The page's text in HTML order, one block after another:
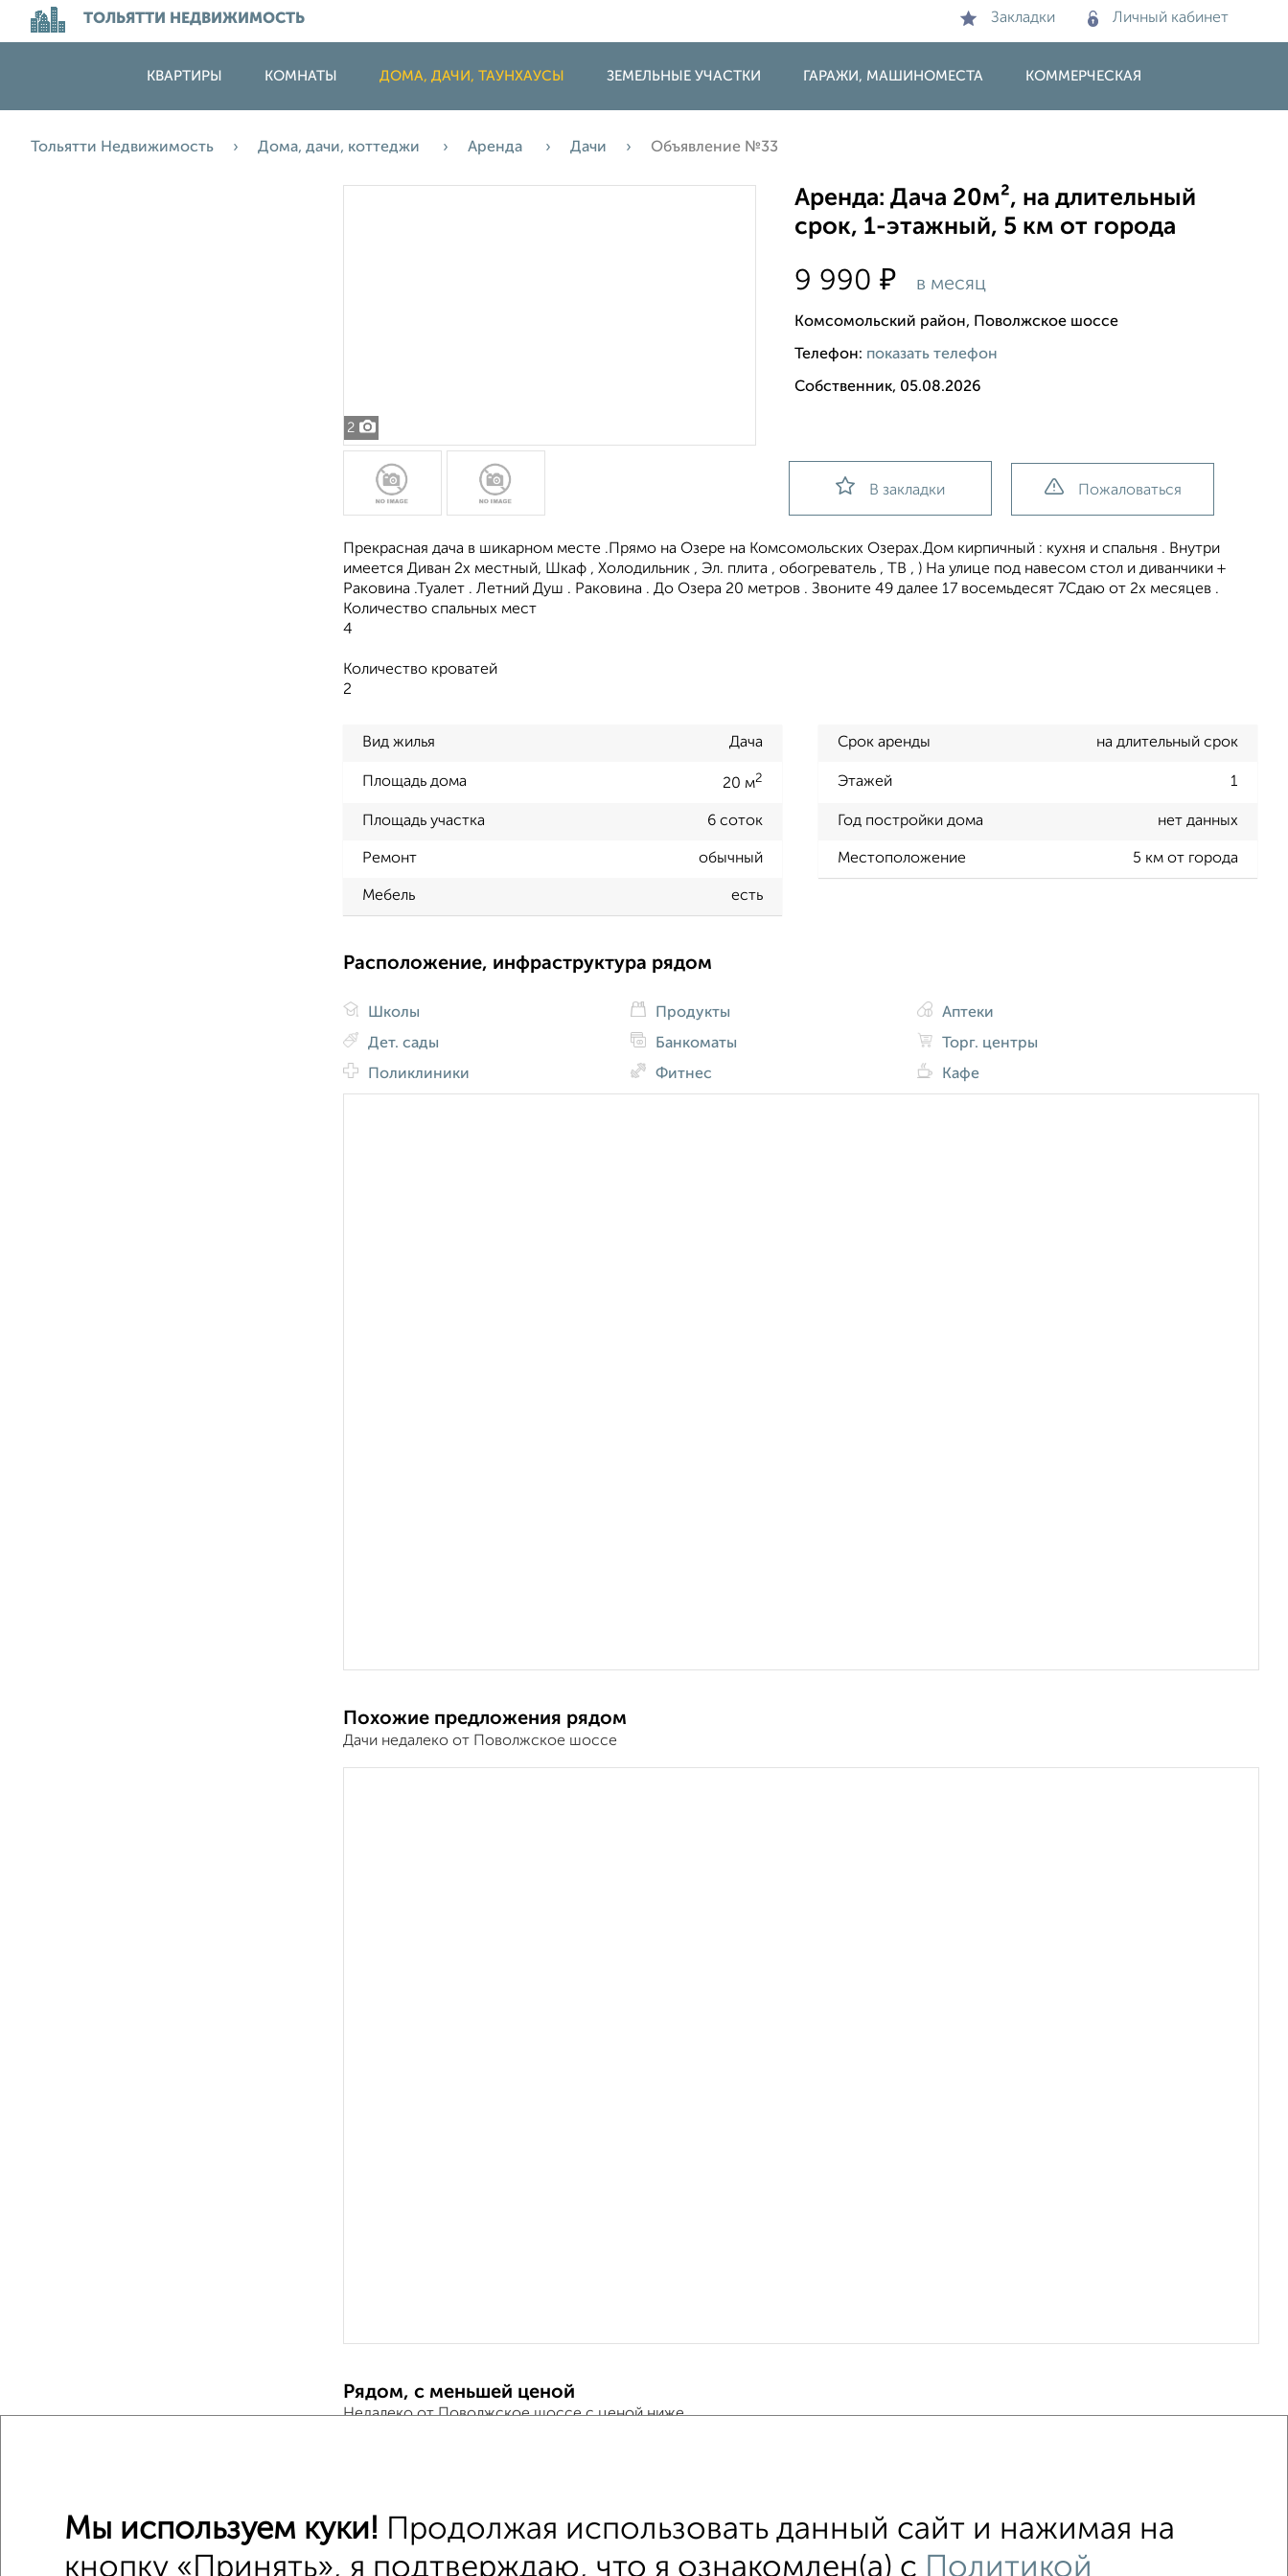
ТОЛЬЯТТИ НЕДВИЖИМОСТЬ Закладки Личный кабинет
КВАРТИРЫ КОМНАТЫ ДОМА, ДАЧИ, ТАУНХАУСЫ ЗЕМЕЛЬНЫЕ УЧАСТКИ ГАРАЖИ, МАШИНОМЕСТА КОММЕРЧЕСКАЯ
Тольятти Недвижимость Дома, дачи, коттеджи Аренда Дачи Объявление №33
2
Аренда: Дача 20м², на длительный
срок, 1-этажный, 5 км от города
9 990₽ в месяц
Комсомольский район, Поволжское шоссе
Телефон: показать телефон
Собственник, 05.08.2026
В закладки Пожаловаться
Прекрасная дача в шикарном месте .Прямо на Озере на Комсомольских Озерах.Дом кирпичный : кухня и спальня . Внутри
имеется Диван 2х местный, Шкаф , Холодильник , Эл. плита , обогреватель , ТВ , ) На улице под навесом стол и диванчики +
Раковина .Туалет . Летний Душ . Раковина . До Озера 20 метров . Звоните 49 далее 17 восемьдесят 7Сдаю от 2х месяцев .
Количество спальных мест
4
Количество кроватей
2
Вид жилья Дача Срок аренды на длительный срок
Площадь дома 20 м2 Этажей 1
Площадь участка 6 соток Год постройки дома нет данных
Ремонт обычный Местоположение 5 км от города
Мебель есть
Расположение, инфраструктура рядом
Школы
Дет. сады
Поликлиники
Продукты
Банкоматы
Фитнес
Аптеки
Торг. центры
Кафе
Похожие предложения рядом
Дачи недалеко от Поволжское шоссе
Рядом, с меньшей ценой
Недалеко от Поволжское шоссе с ценой ниже
без посредников С мебелью
Мы используем куки! Продолжая использовать данный сайт и нажимая на
кнопку «Принять», я подтверждаю, что я ознакомлен(а) с
Политикой